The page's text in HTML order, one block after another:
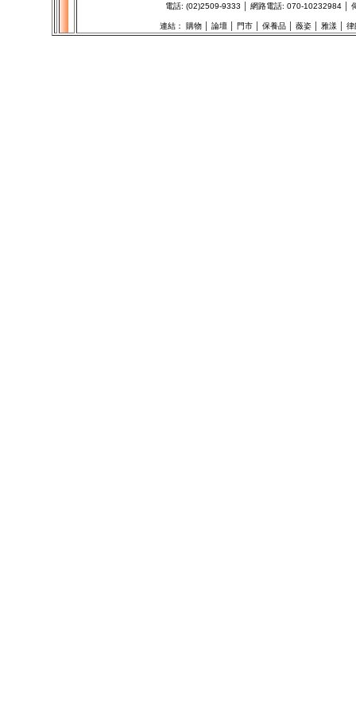
電話: (02)2509-9333 │ 網路電話: 070-10232984 │
連結： 購物│ 論壇│ 門市│ 保養品│ 薇姿│ 雅漾 律